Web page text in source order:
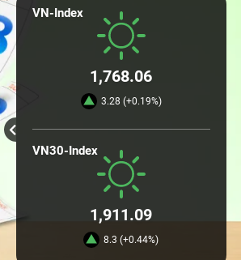
VN-Index
1,768.06
3.28 (+0.19%)
VN30-Index
1,911.09
8.3 (+0.44%)